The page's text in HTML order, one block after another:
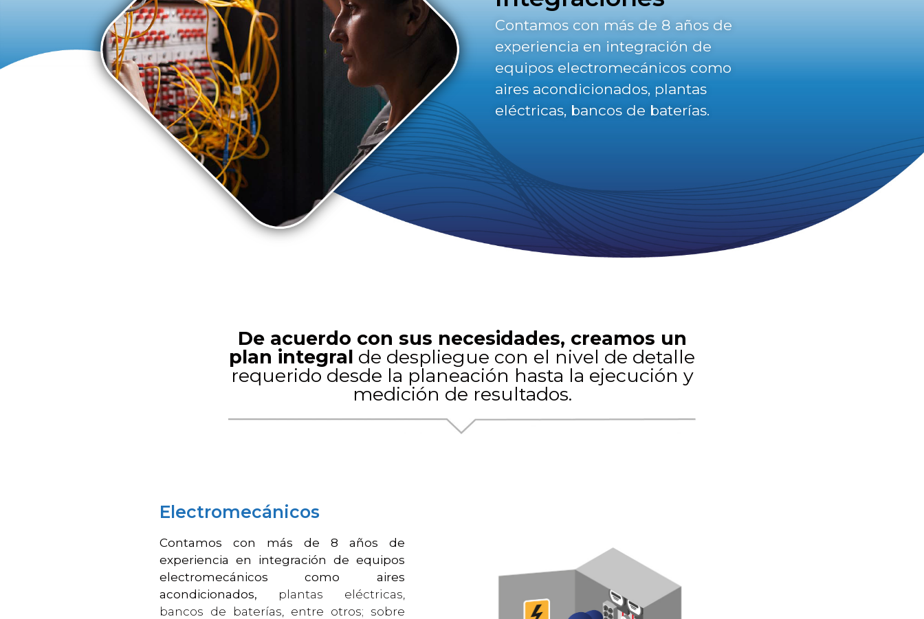
Contamos con más de 8 años de
experiencia en integración de
equipos electromecánicos como
aires acondicionados, plantas
eléctricas, bancos de baterías.
De acuerdo con sus necesidades, creamos un
plan integral de despliegue con el nivel de detalle
requerido desde la planeación hasta la ejecución y
medición de resultados.
Electromecánicos
Contamos con más de 8 años de
experiencia en integración de equipos
electromecánicos como aires
acondicionados, plantas eléctricas,
bancos de baterías, entre otros; sobre